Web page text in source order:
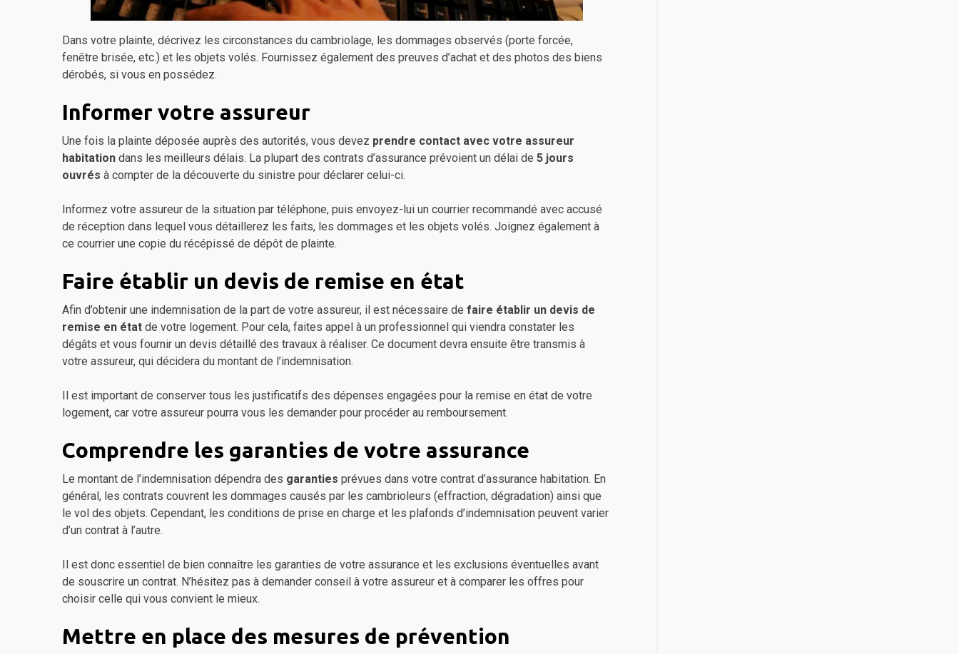
Dans votre plainte, décrivez les circonstances du cambriolage, les dommages observés (porte forcée,
fenêtre brisée, etc.) et les objets volés. Fournissez également des preuves d’achat et des photos des biens
dérobés, si vous en possédez.
Informer votre assureur
Une fois la plainte déposée auprès des autorités, vous devez prendre contact avec votre assureur
habitation dans les meilleurs délais. La plupart des contrats d’assurance prévoient un délai de 5 jours
ouvrés à compter de la découverte du sinistre pour déclarer celui-ci.
Informez votre assureur de la situation par téléphone, puis envoyez-lui un courrier recommandé avec accusé
de réception dans lequel vous détaillerez les faits, les dommages et les objets volés. Joignez également à
ce courrier une copie du récépissé de dépôt de plainte.
Faire établir un devis de remise en état
Afin d’obtenir une indemnisation de la part de votre assureur, il est nécessaire de faire établir un devis de
remise en état de votre logement. Pour cela, faites appel à un professionnel qui viendra constater les
dégâts et vous fournir un devis détaillé des travaux à réaliser. Ce document devra ensuite être transmis à
votre assureur, qui décidera du montant de l’indemnisation.
Il est important de conserver tous les justificatifs des dépenses engagées pour la remise en état de votre
logement, car votre assureur pourra vous les demander pour procéder au remboursement.
Comprendre les garanties de votre assurance
Le montant de l’indemnisation dépendra des garanties prévues dans votre contrat d’assurance habitation. En
général, les contrats couvrent les dommages causés par les cambrioleurs (effraction, dégradation) ainsi que
le vol des objets. Cependant, les conditions de prise en charge et les plafonds d’indemnisation peuvent varier
d’un contrat à l’autre.
Il est donc essentiel de bien connaître les garanties de votre assurance et les exclusions éventuelles avant
de souscrire un contrat. N’hésitez pas à demander conseil à votre assureur et à comparer les offres pour
choisir celle qui vous convient le mieux.
Mettre en place des mesures de prévention